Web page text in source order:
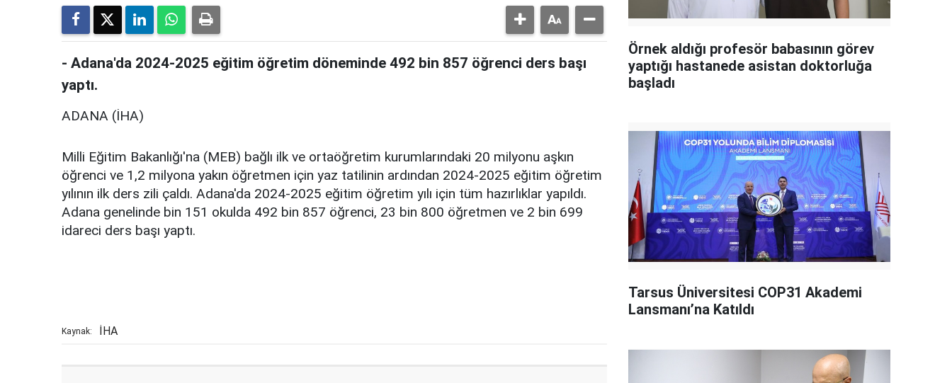
- Adana'da 2024-2025 eğitim öğretim döneminde 492 bin 857 öğrenci ders başı
yaptı.
ADANA (İHA)
Milli Eğitim Bakanlığı'na (MEB) bağlı ilk ve ortaöğretim kurumlarındaki 20 milyonu aşkın
öğrenci ve 1,2 milyona yakın öğretmen için yaz tatilinin ardından 2024-2025 eğitim öğretim
yılının ilk ders zili çaldı. Adana'da 2024-2025 eğitim öğretim yılı için tüm hazırlıklar yapıldı.
Adana genelinde bin 151 okulda 492 bin 857 öğrenci, 23 bin 800 öğretmen ve 2 bin 699
idareci ders başı yaptı.
Kaynak: İHA
Örnek aldığı profesör babasının görev
yaptığı hastanede asistan doktorluğa
başladı
Tarsus Üniversitesi COP31 Akademi
Lansmanı’na Katıldı